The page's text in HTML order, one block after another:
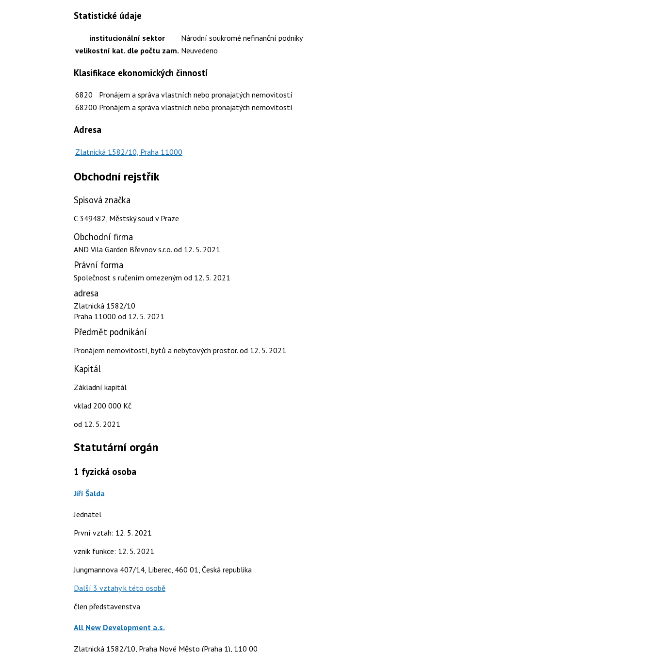
Statistické údaje
institucionální sektor
Národní soukromé nefinanční podniky
velikostní kat. dle počtu zam. Neuvedeno
Klasifikace ekonomických činností
6820
Pronájem a správa vlastních nebo pronajatých nemovitostí
68200 Pronájem a správa vlastních nebo pronajatých nemovitostí
Adresa
Zlatnická 1582/10, Praha 11000
Obchodní rejstřík
Spisová značka
C 349482, Městský soud v Praze
Obchodní firma
AND Vila Garden Břevnov s.r.o. od 12. 5. 2021
Právní forma
Společnost s ručením omezeným od 12. 5. 2021
adresa
Zlatnická 1582/10
Praha 11000 od 12. 5. 2021
Předmět podnikání
Pronájem nemovitostí, bytů a nebytových prostor. od 12. 5. 2021
Kapitál
Základní kapitál
vklad 200 000 Kč
od 12. 5. 2021
Statutární orgán
1 fyzická osoba
Jiří Šalda
Jednatel
První vztah: 12. 5. 2021
vznik funkce: 12. 5. 2021
Jungmannova 407/14, Liberec, 460 01, Česká republika
Další 3 vztahy k této osobě
člen představenstva
All New Development a.s.
Zlatnická 1582/10, Praha Nové Město (Praha 1), 110 00